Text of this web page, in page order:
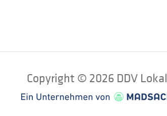
Copyright © 2026 DDV Lokal